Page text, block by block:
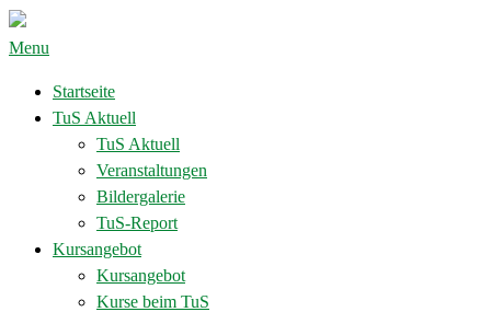
Menu
Startseite
TuS Aktuell
TuS Aktuell
Veranstaltungen
Bildergalerie
TuS-Report
Kursangebot
Kursangebot
Kurse beim TuS